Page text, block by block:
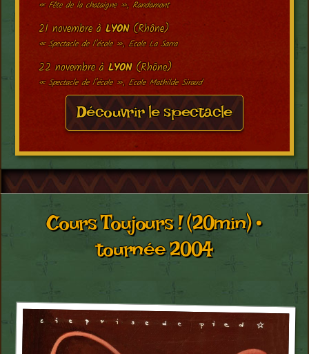
« Fête de la chataigne », Randamont
21 novembre àLYON(Rhône)
« Spectacle de l’école », Ecole La Sarra
22 novembre àLYON(Rhône)
« Spectacle de l’école », Ecole Mathilde Siraud
Découvrir le spectacle
Cours Toujours ! (20min) •
tournée 2004